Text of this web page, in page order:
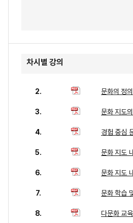
차시별 강의
2. 문화의 정의
3. 문화 지도
4. 경험 중심
5. 문화 지도
6. 문화 지도
7. 문화 학습
8. 다문화 교육